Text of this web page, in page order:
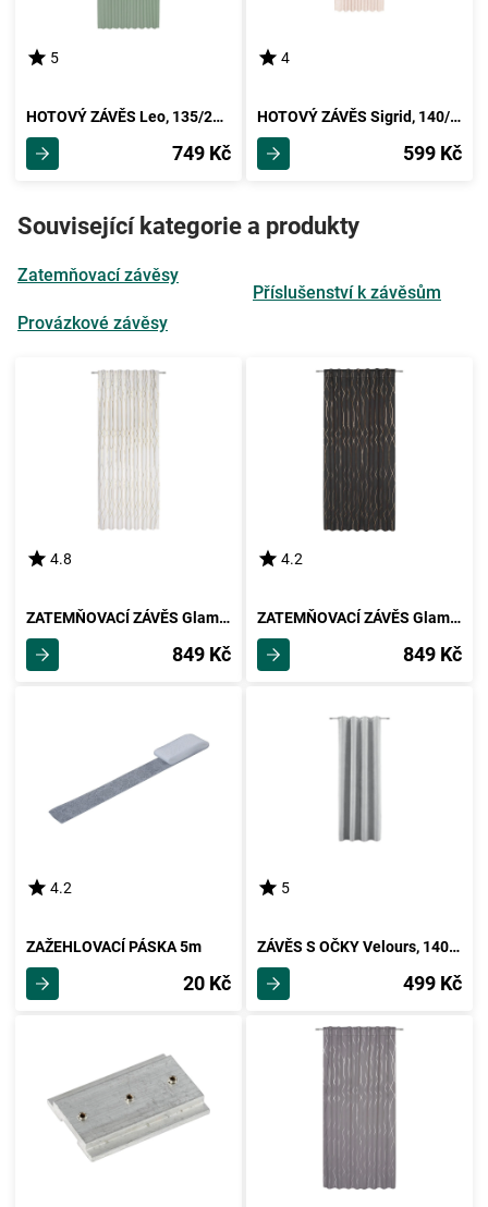
5
HOTOVÝ ZÁVĚS Leo, 135/255cm, Zelená
749 Kč
4
HOTOVÝ ZÁVĚS Sigrid, 140/245 Cm
599 Kč
Související kategorie a produkty
Zatemňovací závěsy
Provázkové závěsy
Příslušenství k závěsům
4.8
ZATEMŇOVACÍ ZÁVĚS Glamour, 140/245 Cm
849 Kč
4.2
ZATEMŇOVACÍ ZÁVĚS Glamour, 140/245 Cm
849 Kč
4.2
ZAŽEHLOVACÍ PÁSKA 5m
20 Kč
5
ZÁVĚS S OČKY Velours, 140/245cm, Šedá
499 Kč